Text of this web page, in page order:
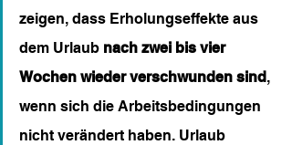
zeigen, dass Erholungseffekte aus
dem Urlaub nach zwei bis vier
Wochen wieder verschwunden sind,
wenn sich die Arbeitsbedingungen
nicht verändert haben. Urlaub